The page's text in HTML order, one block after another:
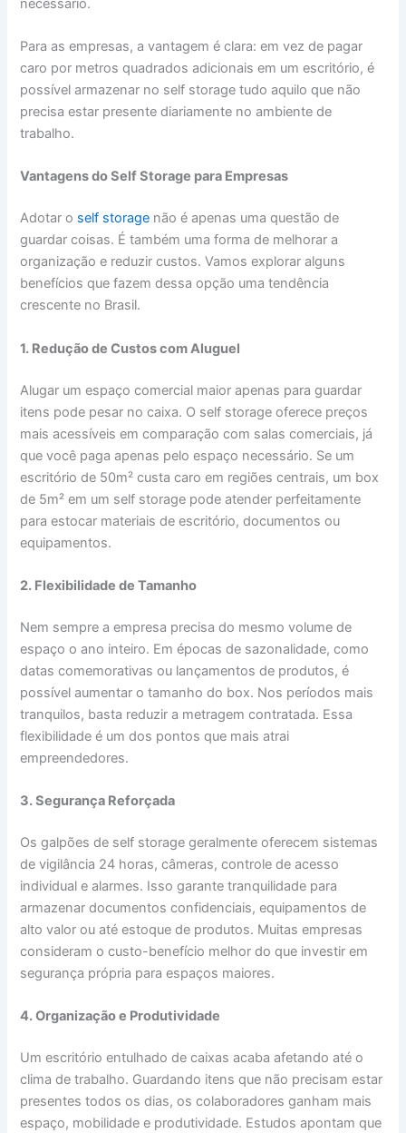
necessário.
Para as empresas, a vantagem é clara: em vez de pagar
caro por metros quadrados adicionais em um escritório, é
possível armazenar no self storage tudo aquilo que não
precisa estar presente diariamente no ambiente de
trabalho.
Vantagens do Self Storage para Empresas
Adotar o self storage não é apenas uma questão de
guardar coisas. É também uma forma de melhorar a
organização e reduzir custos. Vamos explorar alguns
benefícios que fazem dessa opção uma tendência
crescente no Brasil.
1. Redução de Custos com Aluguel
Alugar um espaço comercial maior apenas para guardar
itens pode pesar no caixa. O self storage oferece preços
mais acessíveis em comparação com salas comerciais, já
que você paga apenas pelo espaço necessário. Se um
escritório de 50m² custa caro em regiões centrais, um box
de 5m² em um self storage pode atender perfeitamente
para estocar materiais de escritório, documentos ou
equipamentos.
2. Flexibilidade de Tamanho
Nem sempre a empresa precisa do mesmo volume de
espaço o ano inteiro. Em épocas de sazonalidade, como
datas comemorativas ou lançamentos de produtos, é
possível aumentar o tamanho do box. Nos períodos mais
tranquilos, basta reduzir a metragem contratada. Essa
flexibilidade é um dos pontos que mais atrai
empreendedores.
3. Segurança Reforçada
Os galpões de self storage geralmente oferecem sistemas
de vigilância 24 horas, câmeras, controle de acesso
individual e alarmes. Isso garante tranquilidade para
armazenar documentos confidenciais, equipamentos de
alto valor ou até estoque de produtos. Muitas empresas
consideram o custo-benefício melhor do que investir em
segurança própria para espaços maiores.
4. Organização e Produtividade
Um escritório entulhado de caixas acaba afetando até o
clima de trabalho. Guardando itens que não precisam estar
presentes todos os dias, os colaboradores ganham mais
espaço, mobilidade e produtividade. Estudos apontam que